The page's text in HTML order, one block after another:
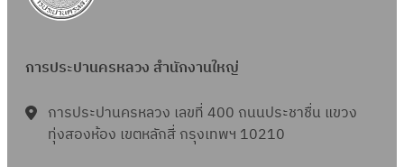
การประปานครหลวง สำนักงานใหญ่
การประปานครหลวง เลขที่ 400 ถนนประชาชื่น แขวง
ทุ่งสองห้อง เขตหลักสี่ กรุงเทพฯ 10210